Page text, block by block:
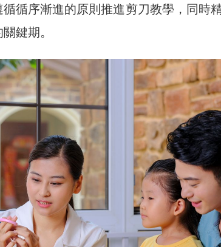
循序漸進的原則推進剪刀教學，同時
鍵期。